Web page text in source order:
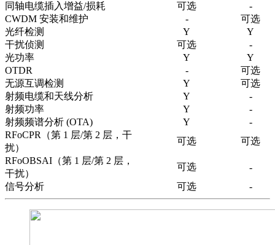
同轴电缆插入增益/损耗
可选
-
CWDM 安装和维护
-
可选
光纤检测
Y
Y
干扰侦测
可选
-
光功率
Y
Y
OTDR
-
可选
无源互调检测
Y
可选
射频电缆和天线分析
Y
-
射频功率
Y
-
射频频谱分析 (OTA)
Y
-
RFoCPR（第 1 层/第 2 层，干
扰）
可选
可选
RFoOBSAI（第 1 层/第 2 层，
干扰）
可选
-
信号分析
可选 -